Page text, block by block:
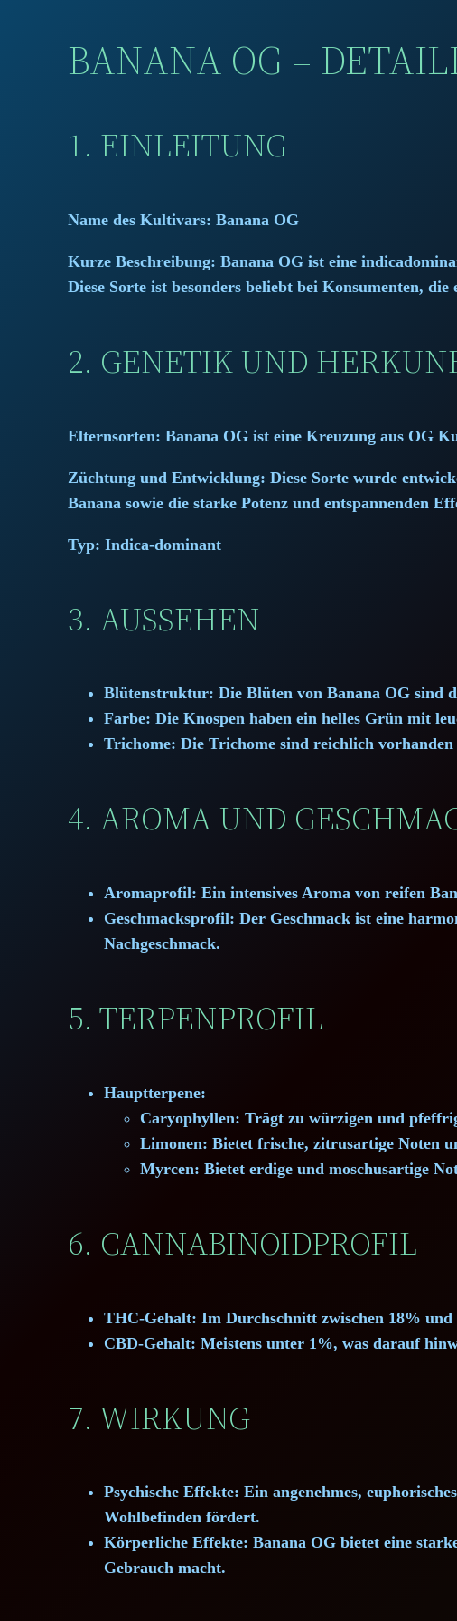
BANANA OG –
1. EINLEITUNG
Name des Kultivars: Banana OG
Kurze Beschreibung: Banana OG ist eine
Diese Sorte ist besonders beliebt bei Konsumenten,
2. GENETIK UND
Elternsorten: Banana OG ist eine Kreuzung aus OG
Züchtung und Entwicklung: Diese Sorte wurde
Banana sowie die starke Potenz und entspannenden
Typ: Indica-dominant
3. AUSSEHEN
Blütenstruktur: Die Blüten von Banana OG sind
Farbe: Die Knospen haben ein helles Grün mit
Trichome: Die Trichome sind reichlich
4. AROMA UND
Aromaprofil: Ein intensives Aroma von reifen
Geschmacksprofil: Der Geschmack ist eine
Nachgeschmack.
5. TERPENPROFIL
Hauptterpene:
Caryophyllen: Trägt zu würzigen und
Limonen: Bietet frische, zitrusartige Noten
Myrcen: Bietet erdige und moschusartige
6. CANNABINOIDPROFIL
THC-Gehalt: Im Durchschnitt zwischen 18%
CBD-Gehalt: Meistens unter 1%, was darauf
7. WIRKUNG
Psychische Effekte: Ein angenehmes,
Wohlbefinden fördert.
Körperliche Effekte: Banana OG bietet eine
Gebrauch macht.